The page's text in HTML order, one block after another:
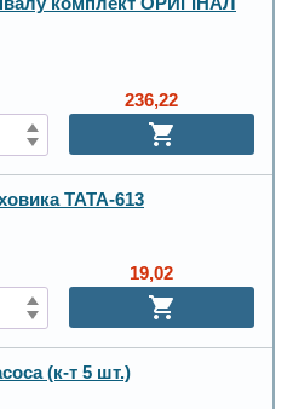
236,22
ТАТА-613
19,02
(к-т 5 шт.)